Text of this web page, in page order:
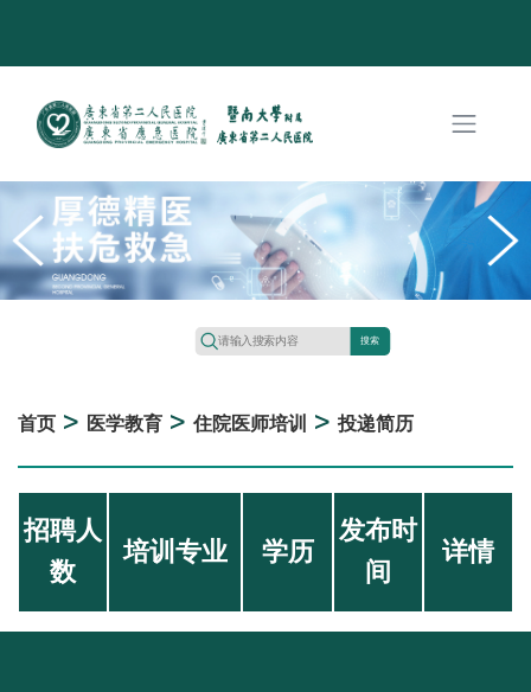
搜索
首页 > 医学教育 > 住院医师培训 > 投递简历
招聘人
数
培训专业 学历
发布时
间
详情